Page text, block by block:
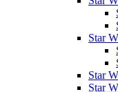
Star
Star
Star